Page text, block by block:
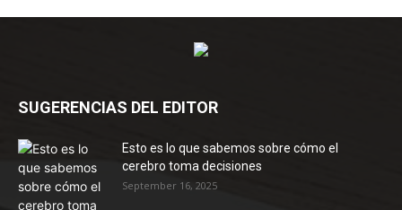
SUGERENCIAS DEL EDITOR
Esto es lo que sabemos sobre cómo el
cerebro toma decisiones
September 16, 2025